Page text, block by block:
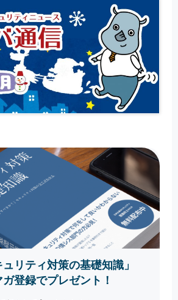
リティ対策の基礎知識」
ガ登録でプレゼント！